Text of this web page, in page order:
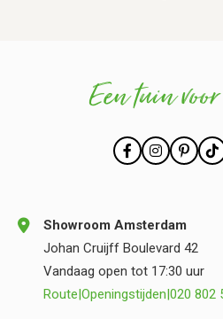
Een tuin
Showroom Amsterdam
Johan Cruijff Boulevard 42
Vandaag open tot 17:30 uur
Route|Openingstijden|020 802